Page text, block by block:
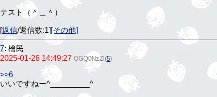
テスト（＾＿＾）
[返信/返信数:1][その他]
7: 檜民
2025-01-26 14:49:27 OGQ0NzZl (5)
>>6
いいですねー^⁠_⁠_⁠_⁠_⁠_⁠_⁠_⁠_⁠_⁠^